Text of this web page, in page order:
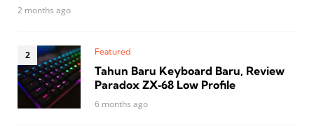
2 months ago
Featured
Tahun Baru Keyboard Baru, Review
Paradox ZX‑68 Low Profile
6 months ago